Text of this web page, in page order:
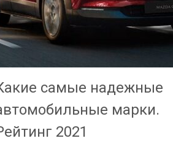
самые надежные
марки.
2021